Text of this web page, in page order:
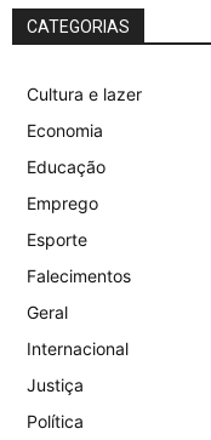
CATEGORIAS
Cultura e lazer
Economia
Educação
Emprego
Esporte
Falecimentos
Geral
Internacional
Justiça
Política